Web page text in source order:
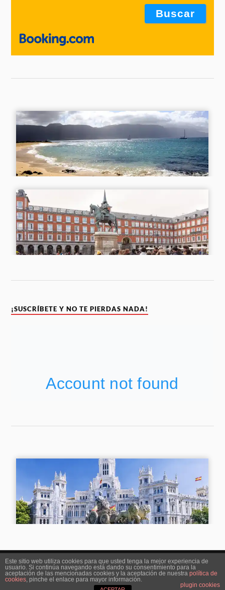
¡SUSCRÍBETE Y NO TE PIERDAS NADA!
FUNCIONA CONWORDPRESS & TEMA DE ANDERS NORÉN
Este sitio web utiliza cookies para que usted tenga la mejor experiencia de
usuario. Si continúa navegando está dando su consentimiento para la
aceptación de las mencionadas cookies y la aceptación de nuestra política de
cookies, pinche el enlace para mayor información.
plugin cookies